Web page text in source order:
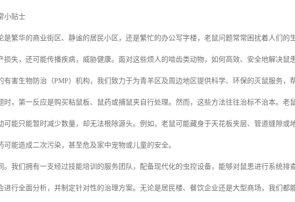
小贴士
是繁华的商业街区、静谧的居民小区，还是繁忙的办公写字楼，老鼠问题常常困扰着人们的
损失，还可能传播疾病，威胁健康。面对这些烦人的啮齿类动物，如何高效、安全地解决鼠
有害生物防治（PMP）机构，我们致力于为青羊区及周边地区提供科学、环保的灭鼠服务，
时，第一反应是购买粘鼠板、鼠药或捕鼠夹自行处理。然而，这些方法往往治标不治本。老
可能只能暂时减少数量，却无法根除源头。例如，老鼠可能藏身于天花板夹层、管道缝隙或
可能造成二次污染，甚至危及家中宠物或儿童的安全。
。我们拥有一支经过技能培训的服务团队，配备现代化的虫控设备，能够对鼠患进行系统排
进行全面分析，并制定针对性的治理方案。无论是居民楼、餐饮企业还是大型商场，我们都